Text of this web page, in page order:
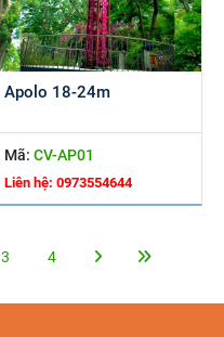
Apolo 18-24m
Mã: CV-AP01
Liên hệ: 0973554644
3 4